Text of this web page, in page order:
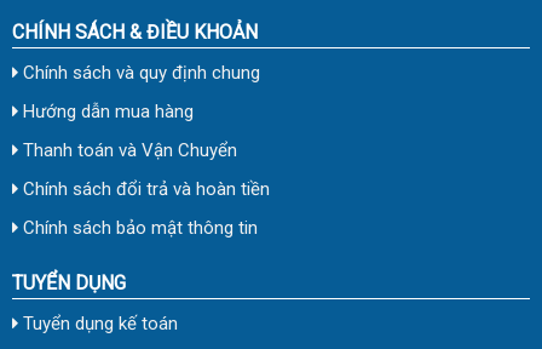
CHÍNH SÁCH & ĐIỀU KHOẢN
Chính sách và quy định chung
Hướng dẫn mua hàng
Thanh toán và Vận Chuyển
Chính sách đổi trả và hoàn tiền
Chính sách bảo mật thông tin
TUYỂN DỤNG
Tuyển dụng kế toán